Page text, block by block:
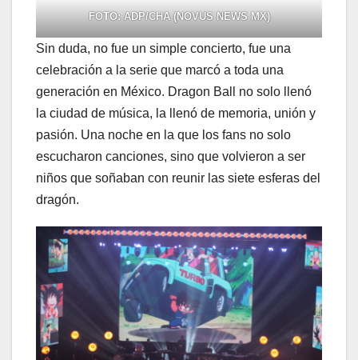
FOTO: ADP/CHA (NOVUS NEWS MX)
Sin duda, no fue un simple concierto, fue una
celebración a la serie que marcó a toda una
generación en México. Dragon Ball no solo llenó
la ciudad de música, la llenó de memoria, unión y
pasión. Una noche en la que los fans no solo
escucharon canciones, sino que volvieron a ser
niños que soñaban con reunir las siete esferas del
dragón.